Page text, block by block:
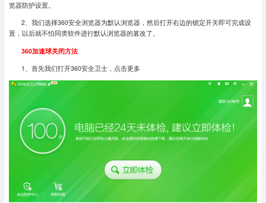
览器防护设置。
2、我们选择360安全浏览器为默认浏览器，然后打开右边的锁定开关即可完成设
置，以后就不怕同类软件进行默认浏览器的篡改了。
360加速球关闭方法
1、首先我们打开360安全卫士，点击更多